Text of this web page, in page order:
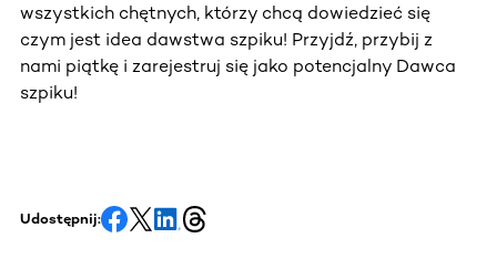
wszystkich chętnych, którzy chcą dowiedzieć się
czym jest idea dawstwa szpiku! Przyjdź, przybij z
nami piątkę i zarejestruj się jako potencjalny Dawca
szpiku!
Udostępnij: